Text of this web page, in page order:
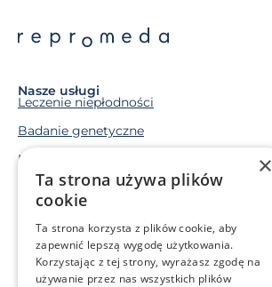
Nasze usługi
Leczenie niepłodności
Badanie genetyczne
Macierzyństwo zastępcze
Mrożenie komórek rozrodczych
Sytuacja życiowa
Mam problem genetyczny
Leczę się onkologicznie
×
Ta strona używa plików
cookie
Ta strona korzysta z plików cookie, aby
zapewnić lepszą wygodę użytkowania.
Korzystając z tej strony, wyrażasz zgodę na
używanie przez nas wszystkich plików